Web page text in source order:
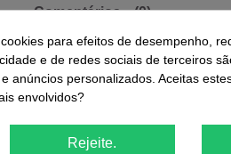
Comentários
(0)
Na Mesma
para efeitos de desempenho,
e de redes sociais de terceiros
anúncios personalizados. Aceitas
envolvidos?
Rejeite.